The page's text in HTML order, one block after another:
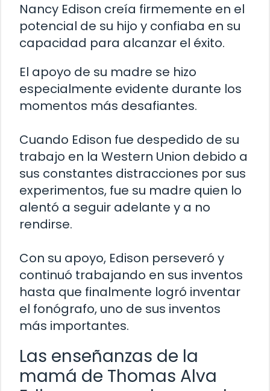
Nancy Edison creía firmemente en el
potencial de su hijo y confiaba en su
capacidad para alcanzar el éxito.
El apoyo de su madre se hizo
especialmente evidente durante los
momentos más desafiantes.
Cuando Edison fue despedido de su
trabajo en la Western Union debido a
sus constantes distracciones por sus
experimentos, fue su madre quien lo
alentó a seguir adelante y a no
rendirse.
Con su apoyo, Edison perseveró y
continuó trabajando en sus inventos
hasta que finalmente logró inventar
el fonógrafo, uno de sus inventos
más importantes.
Las enseñanzas de la
mamá de Thomas Alva